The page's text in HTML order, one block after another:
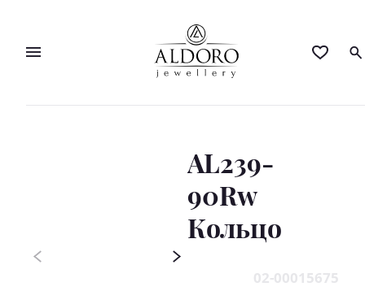
AL239-
90Rw
Кольцo
02-00015675